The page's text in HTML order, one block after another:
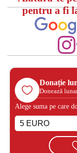
pentru a fi
Donație
Donează
Alege suma pe care